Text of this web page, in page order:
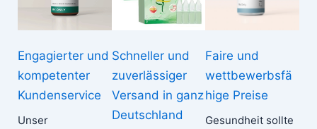
Engagierter und
kompetenter
Kundenservice
Unser
Schneller und
zuverlässiger
Versand in ganz
Deutschland
Faire und
wettbewerbsfä
hige Preise
Gesundheit sollte